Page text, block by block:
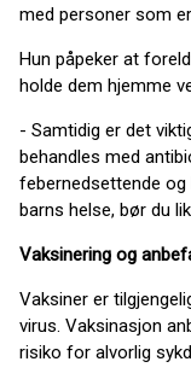
med personer som
Hun påpeker at
holde dem hjemme
- Samtidig er det
behandles med
febernedsettende og
barns helse, bør du
Vaksinering og
Vaksiner er
virus. Vaksinasjon
risiko for alvorlig